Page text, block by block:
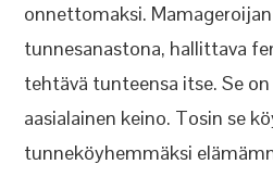
onnettomaksi.
tunnesanastona, hallittava
tehtävä tunteensa itse. Se
aasialainen keino. Tosin se
tunneköyhemmäksi